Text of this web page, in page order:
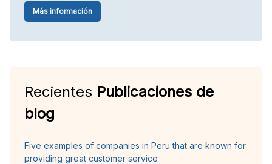
Más información
Recientes Publicaciones de
blog
Five examples of companies in Peru that are known for
providing great customer service